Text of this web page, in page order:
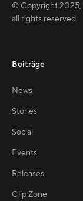
© Copyright2025,
all rights reserved
Beiträge
News
Stories
Social
Events
Releases
Clip Zone